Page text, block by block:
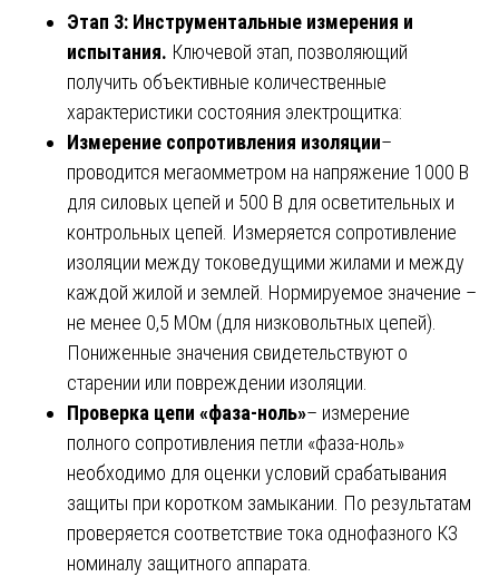
Этап 3: Инструментальные измерения и
испытания. Ключевой этап, позволяющий
получить объективные количественные
характеристики состояния электрощитка:
Измерение сопротивления изоляции–
проводится мегаомметром на напряжение 1000 В
для силовых цепей и 500 В для осветительных и
контрольных цепей. Измеряется сопротивление
изоляции между токоведущими жилами и между
каждой жилой и землей. Нормируемое значение –
не менее 0,5 МОм (для низковольтных цепей).
Пониженные значения свидетельствуют о
старении или повреждении изоляции.
Проверка цепи «фаза-ноль»– измерение
полного сопротивления петли «фаза-ноль»
необходимо для оценки условий срабатывания
защиты при коротком замыкании. По результатам
проверяется соответствие тока однофазного КЗ
номиналу защитного аппарата.